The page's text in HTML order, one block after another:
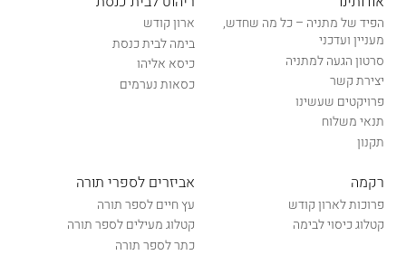
הפיד של מתניה – כל מה שחדש,
מעניין ועדכני
סרטון הגעה למתניה
יצירת קשר
פרויקטים שעשינו
תנאי משלוח
תקנון
ארון קודש
בימה לבית כנסת
כיסא אליהו
כסאות נערמים
רקמה
פרוכות לארון קודש
קטלוג כיסוי לבימה
אביזרים לספרי תורה
עץ חיים לספר תורה
קטלוג מעילים לספר תורה
כתר לספר תורה